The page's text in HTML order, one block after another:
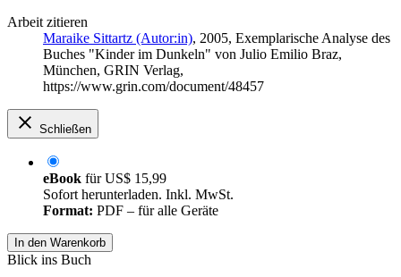
Arbeit zitieren
Maraike Sittartz (Autor:in), 2005, Exemplarische Analyse des
Buches "Kinder im Dunkeln" von Julio Emilio Braz,
München, GRIN Verlag,
https://www.grin.com/document/48457
Schließen
eBook fürUS$ 15,99
Sofort herunterladen. Inkl. MwSt.
Format: PDF – für alle Geräte
In den Warenkorb
Blick ins Buch